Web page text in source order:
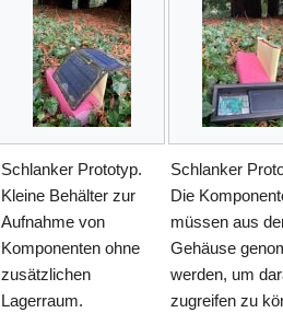
Schlanker Prototyp.
Kleine Behälter zur
Aufnahme von
Komponenten ohne
zusätzlichen
Lagerraum.
Schlanker
Die
müssen aus
Gehäuse
werden, um
zugreifen zu